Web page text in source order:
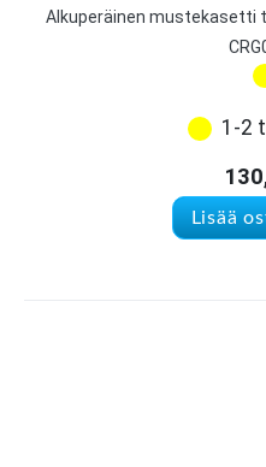
Alkuperäinen mustekasetti
1-2
Lisää